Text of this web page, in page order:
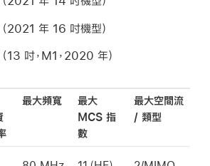
（2021 年 16 吋機型）
（13 吋，M1，2020 年）
最大頻寬
最大
MCS 指
數
最大空間流
/ 類型